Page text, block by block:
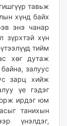
тавьж
хүнд байх
энэ чанар
зүрхтэй хүн
тийм
хөг дутаж
залуус
зарц хийж
үе гэдэг
орж ирдэг юм
танихын
үнэлдэг,